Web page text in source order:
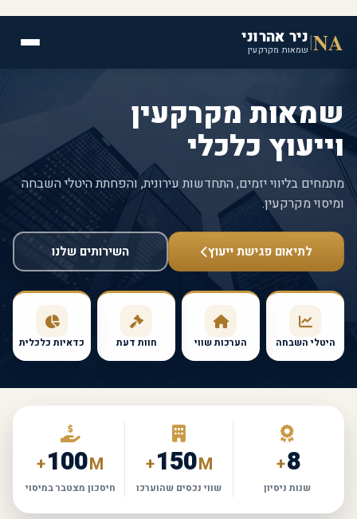
NA
|ניר אהרוני
שמאות מקרקעין
שמאות מקרקעין
וייעוץ כלכלי
מתמחים בליווי יזמים, התחדשות עירונית, והפחתת היטלי השבחה
ומיסוי מקרקעין.
לתיאום פגישת ייעוץ השירותים שלנו
היטלי השבחה הערכות שווי חוות דעת כדאיות כלכלית
+8
שנות ניסיון
+150M
שווי נכסים שהוערכו
+100M
חיסכון מצטבר במיסוי